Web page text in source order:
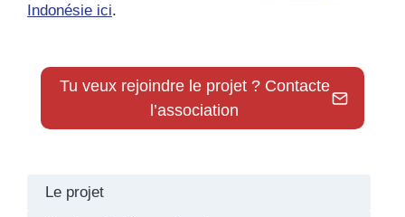
Indonésie ici.
Tu veux rejoindre le projet ? Contacte
l’association
Le projet